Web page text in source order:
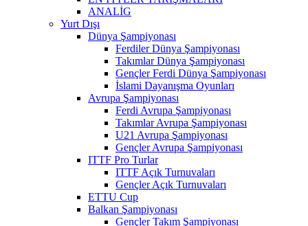
ANALİG
Yurt Dışı
Dünya Şampiyonası
Ferdiler Dünya Şampiyonası
Takımlar Dünya Şampiyonası
Gençler Ferdi Dünya Şampiyonası
İslami Dayanışma Oyunları
Avrupa Şampiyonası
Ferdi Avrupa Şampiyonası
Takımlar Avrupa Şampiyonası
U21 Avrupa Şampiyonası
Gençler Avrupa Şampiyonası
ITTF Pro Turlar
ITTF Açık Turnuvaları
Gençler Açık Turnuvaları
ETTU Cup
Balkan Şampiyonası
Gençler Takım Şampiyonası